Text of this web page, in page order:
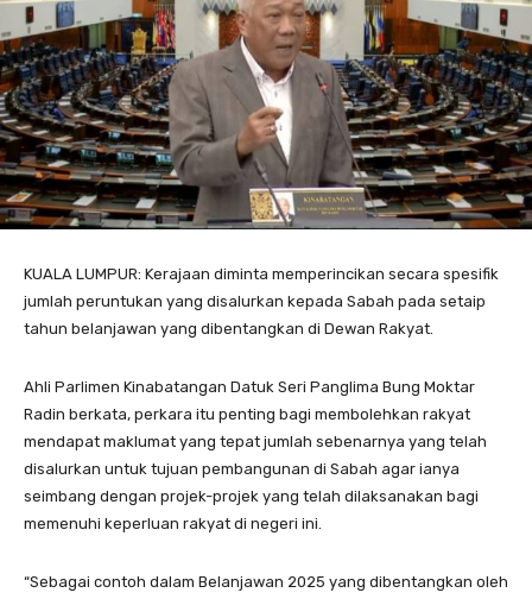
KUALA LUMPUR: Kerajaan diminta memperincikan secara spesifik
jumlah peruntukan yang disalurkan kepada Sabah pada setaip
tahun belanjawan yang dibentangkan di Dewan Rakyat.
Ahli Parlimen Kinabatangan Datuk Seri Panglima Bung Moktar
Radin berkata, perkara itu penting bagi membolehkan rakyat
mendapat maklumat yang tepat jumlah sebenarnya yang telah
disalurkan untuk tujuan pembangunan di Sabah agar ianya
seimbang dengan projek-projek yang telah dilaksanakan bagi
memenuhi keperluan rakyat di negeri ini.
“Sebagai contoh dalam Belanjawan 2025 yang dibentangkan oleh